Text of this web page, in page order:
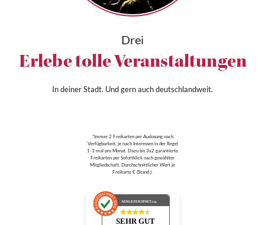
Drei
Erlebe tolle Veranstaltungen
In deiner Stadt. Und gern auch deutschlandweit.
*Immer 2 Freikarten per Auslosung nach
Verfügbarkeit, je nach Interessen in der Regel
1-3 mal pro Monat. Dazu bis 3x2 garantierte
Freikarten per Sofortklick nach gewählter
Mitgliedschaft. Durchschnittlicher Wert je
Freikarte € (Stand ).
AUSGEZEICHNET.org
SEHR GUT